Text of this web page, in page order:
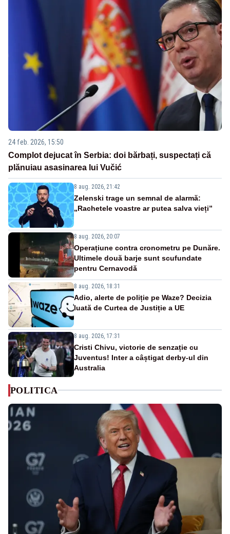
24 feb. 2026, 15:50
Complot dejucat în Serbia: doi bărbați, suspectați că
plănuiau asasinarea lui Vučić
8 aug. 2026, 21:42
Zelenski trage un semnal de alarmă:
„Rachetele voastre ar putea salva vieți”
8 aug. 2026, 20:07
Operațiune contra cronometru pe Dunăre.
Ultimele două barje sunt scufundate
pentru Cernavodă
8 aug. 2026, 18:31
Adio, alerte de poliție pe Waze? Decizia
luată de Curtea de Justiție a UE
8 aug. 2026, 17:31
Cristi Chivu, victorie de senzație cu
Juventus! Inter a câștigat derby-ul din
Australia
POLITICA